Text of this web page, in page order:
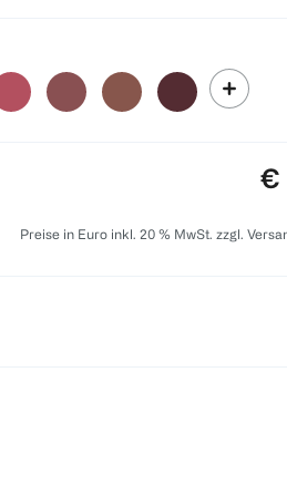
€
Preise in Euro inkl. 20 % MwSt. zzgl.